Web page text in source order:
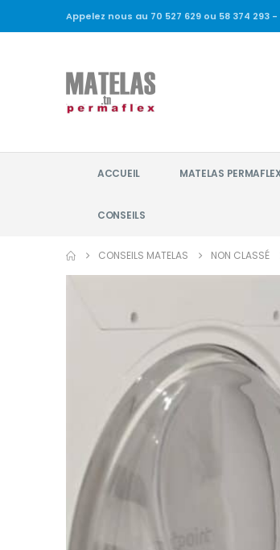
Appelez nous au 70 527 629 ou 58 374 293 -
ACCUEIL MATELAS
CONSEILS
CONSEILS MATELAS NON CLASSÉ